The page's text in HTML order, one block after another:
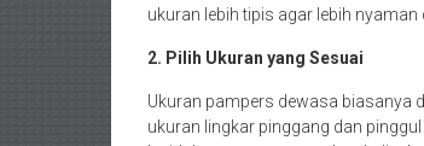
ukuran lebih tipis agar lebih nyaman
2. Pilih Ukuran yang Sesuai
Ukuran pampers dewasa biasanya
ukuran lingkar pinggang dan